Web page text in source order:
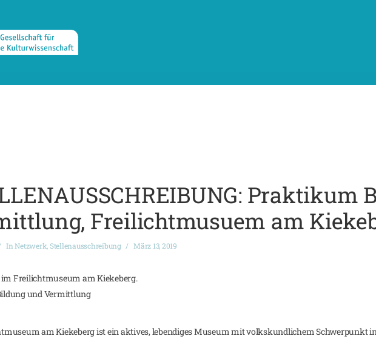
Praktikum
Freilichtmusuem am
InNetzwerk,Stellenausschreibung März 13, 2019
Freilichtmuseum am Kiekeberg.
und Vermittlung
am Kiekeberg ist ein aktives, lebendiges Museum mit volkskundlichem Schwerpunkt